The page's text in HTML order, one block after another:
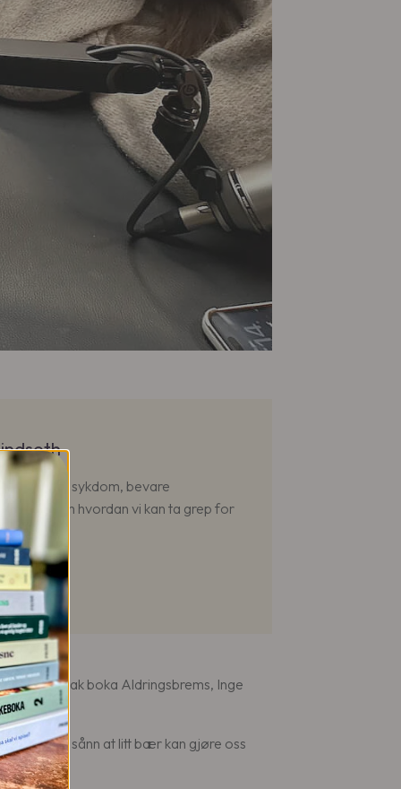
sykdom, bevare
mye om hvordan vi kan ta grep for
bak boka Aldringsbrems, Inge
faktisk sånn at litt bær kan gjøre oss